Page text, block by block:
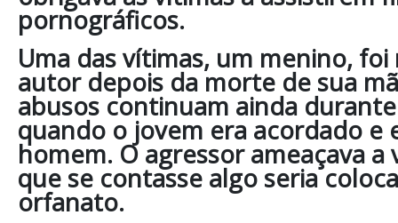
pornográficos.
Uma das vítimas, um menino,
autor depois da morte de sua
abusos continuam ainda
quando o jovem era acordado e
homem. O agressor ameaçava
que se contasse algo seria
orfanato.